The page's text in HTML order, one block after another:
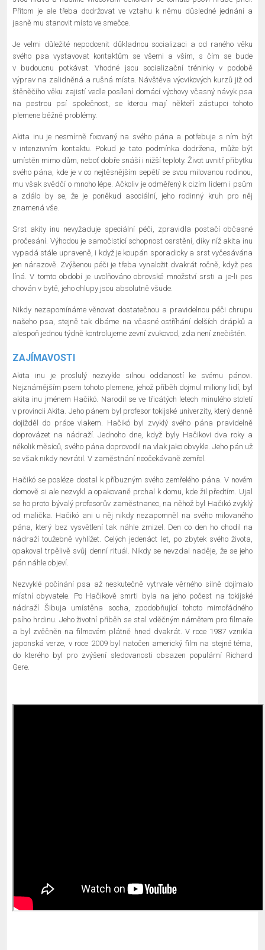
Přitom je ale třeba dodržovat ve vztahu k němu důsledné jednání a
jasně mu stanovit místo ve smečce.
Je velmi důležité nepodcenit důkladnou socializaci a od raného věku
svého psa vystavovat kontaktům se všemi a vším, s čím se bude
v budoucnu potkávat. Vhodné jsou socializační tréninky v podobě
výprav na zalidněná a rušná místa. Návštěva výcvikových kurzů již od
štěněčího věku zajistí vedle posílení domácí výchovy včasný návyk psa
na pestrou psí společnost, se kterou mají někteří zástupci tohoto
plemene běžně problémy.
Akita inu je nesmírně fixovaný na svého pána a potřebuje s ním být
v intenzivním kontaktu. Pokud je tato podmínka dodržena, může být
umístěn mimo dům, neboť dobře snáší i nižší teploty. Život uvnitř příbytku
svého pána, kde je v co nejtěsnějším sepětí se svou milovanou rodinou,
mu však svědčí o mnoho lépe. Ačkoliv je odměřený k cizím lidem i psům
a zdálo by se, že je poněkud asociální, jeho rodinný kruh pro něj
znamená vše.
Srst akity inu nevyžaduje speciální péči, zpravidla postačí občasné
pročesání. Výhodou je samočistící schopnost osrstění, díky níž akita inu
vypadá stále upraveně, i když je koupán sporadicky a srst vyčesávána
jen nárazově. Zvýšenou péči je třeba vynaložit dvakrát ročně, když pes
líná. V tomto období je uvolňováno obrovské množství srsti a je-li pes
chován v bytě, jeho chlupy jsou absolutně všude.
Nikdy nezapomínáme věnovat dostatečnou a pravidelnou péči chrupu
našeho psa, stejně tak dbáme na včasné ostříhání delších drápků a
alespoň jednou týdně kontrolujeme zevní zvukovod, zda není znečištěn.
ZAJÍMAVOSTI
Akita inu je proslulý nezvykle silnou oddaností ke svému pánovi.
Nejznámějším psem tohoto plemene, jehož příběh dojmul miliony lidí, byl
akita inu jménem Hačikó. Narodil se ve třicátých letech minulého století
v provincii Akita. Jeho pánem byl profesor tokijské univerzity, který denně
dojížděl do práce vlakem. Hačikó byl zvyklý svého pána pravidelně
doprovázet na nádraží. Jednoho dne, když byly Hačikovi dva roky a
několik měsíců, svého pána doprovodil na vlak jako obvykle. Jeho pán už
se však nikdy nevrátil. V zaměstnání neočekávaně zemřel.
Hačikó se posléze dostal k příbuzným svého zemřelého pána. V novém
domově si ale nezvykl a opakovaně prchal k domu, kde žil předtím. Ujal
se ho proto bývalý profesorův zaměstnanec, na něhož byl Hačikó zvyklý
od malička. Hačikó ani u něj nikdy nezapomněl na svého milovaného
pána, který bez vysvětlení tak náhle zmizel. Den co den ho chodil na
nádraží toužebně vyhlížet. Celých jedenáct let, po zbytek svého života,
opakoval trpělivě svůj denní rituál. Nikdy se nevzdal naděje, že se jeho
pán náhle objeví.
Nezvyklé počínání psa až neskutečně vytrvale věrného silně dojímalo
místní obyvatele. Po Hačikově smrti byla na jeho počest na tokijské
nádraží Šibuja umístěna socha, zpodobňující tohoto mimořádného
psího hrdinu. Jeho životní příběh se stal vděčným námětem pro filmaře
a byl zvěčněn na filmovém plátně hned dvakrát. V roce 1987 vznikla
japonská verze, v roce 2009 byl natočen americký film na stejné téma,
do kterého byl pro zvýšení sledovanosti obsazen populární Richard
Gere.